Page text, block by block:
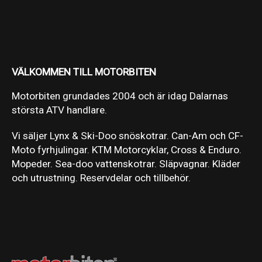
VÄLKOMMEN TILL MOTORBITEN
Motorbiten grundades 2004 och är idag Dalarnas
största ATV handlare.
Vi säljer Lynx & Ski-Doo snöskotrar. Can-Am och CF-
Moto fyrhjulingar. KTM Motorcyklar, Cross & Enduro.
Mopeder. Sea-doo vattenskotrar. Släpvagnar. Kläder
och utrustning. Reservdelar och tillbehör.